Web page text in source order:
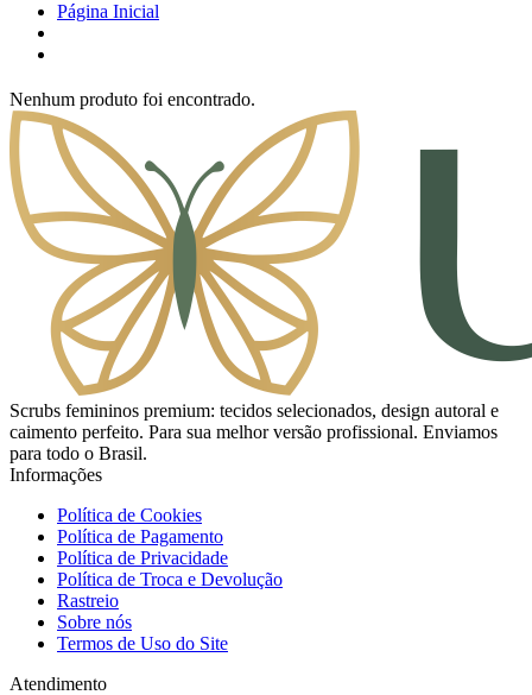
Página Inicial
Nenhum produto foi encontrado.
Scrubs femininos premium: tecidos selecionados, design autoral e
caimento perfeito. Para sua melhor versão profissional. Enviamos
para todo o Brasil.
Informações
Política de Cookies
Política de Pagamento
Política de Privacidade
Política de Troca e Devolução
Rastreio
Sobre nós
Termos de Uso do Site
Atendimento